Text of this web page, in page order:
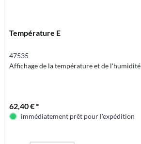
Température E
47535
Affichage de la température et de l'humidité
62,40 € *
immédiatement prêt pour l'expédition